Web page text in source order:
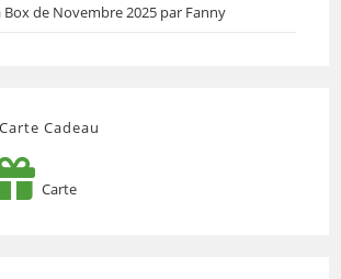
de Novembre 2025 par Fanny
Cadeau
Carte